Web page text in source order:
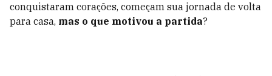
conquistaram corações, começam sua jornada de volta
para casa, mas o que motivou a partida?